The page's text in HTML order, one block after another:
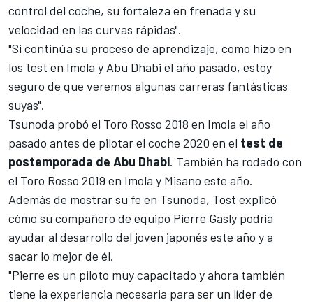
control del coche, su fortaleza en frenada y su
velocidad en las curvas rápidas".
"Si continúa su proceso de aprendizaje, como hizo en
los test en Imola y Abu Dhabi el año pasado, estoy
seguro de que veremos algunas carreras fantásticas
suyas".
Tsunoda probó el Toro Rosso 2018 en Imola el año
pasado antes de pilotar el coche 2020 en el test de
postemporada de Abu Dhabi. También ha rodado con
el Toro Rosso 2019 en Imola y Misano este año.
Además de mostrar su fe en Tsunoda, Tost explicó
cómo su compañero de equipo Pierre Gasly podría
ayudar al desarrollo del joven japonés este año y a
sacar lo mejor de él.
"Pierre es un piloto muy capacitado y ahora también
tiene la experiencia necesaria para ser un líder de